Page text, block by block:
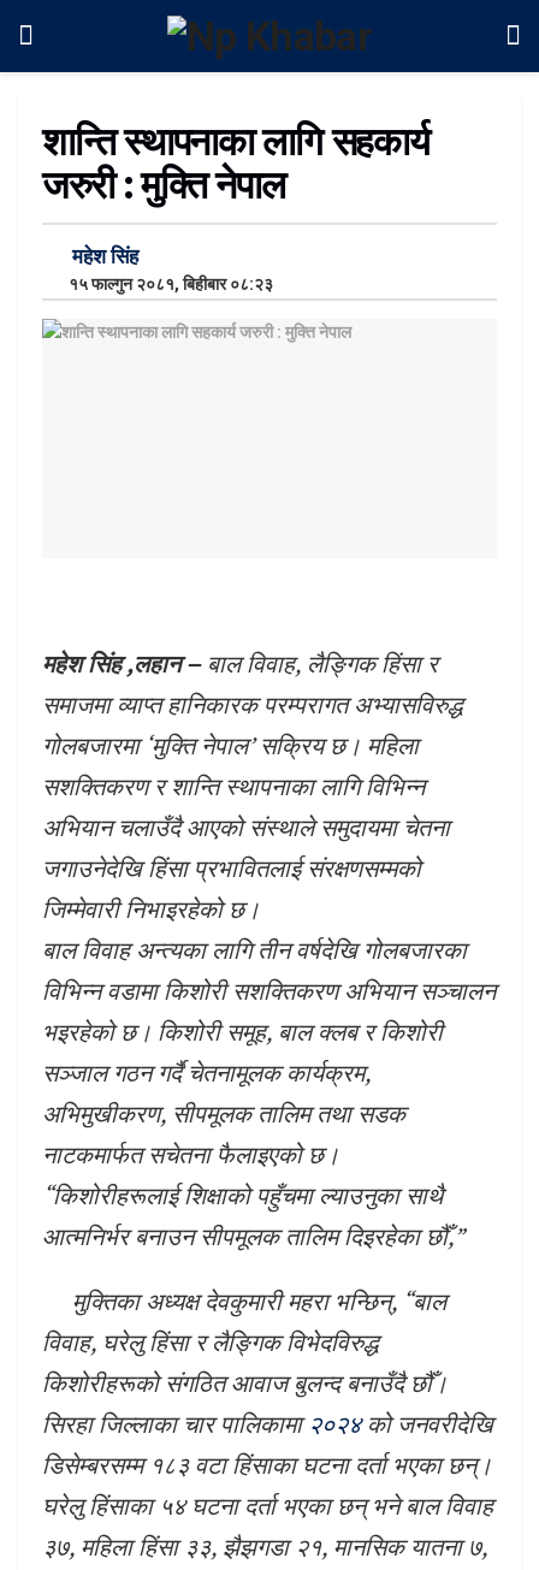
शान्ति स्थापनाका लागि सहकार्य
जरुरी : मुक्ति नेपाल
महेश सिंह
१५ फाल्गुन २०८१, बिहीबार ०८:२३
महेश सिंह ,लहान –बाल विवाह, लैङ्गिक हिंसा र
समाजमा व्याप्त हानिकारक परम्परागत अभ्यासविरुद्ध
गोलबजारमा ‘मुक्ति नेपाल’ सक्रिय छ। महिला
सशक्तिकरण र शान्ति स्थापनाका लागि विभिन्न
अभियान चलाउँदै आएको संस्थाले समुदायमा चेतना
जगाउनेदेखि हिंसा प्रभावितलाई संरक्षणसम्मको
जिम्मेवारी निभाइरहेको छ।
बाल विवाह अन्त्यका लागि तीन वर्षदेखि गोलबजारका
विभिन्न वडामा किशोरी सशक्तिकरण अभियान सञ्चालन
भइरहेको छ। किशोरी समूह, बाल क्लब र किशोरी
सञ्जाल गठन गर्दै चेतनामूलक कार्यक्रम,
अभिमुखीकरण, सीपमूलक तालिम तथा सडक
नाटकमार्फत सचेतना फैलाइएको छ।
“किशोरीहरूलाई शिक्षाको पहुँचमा ल्याउनुका साथै
आत्मनिर्भर बनाउन सीपमूलक तालिम दिइरहेका छौँ,”
मुक्तिका अध्यक्ष देवकुमारी महरा भन्छिन्, “बाल
विवाह, घरेलु हिंसा र लैङ्गिक विभेदविरुद्ध
किशोरीहरूको संगठित आवाज बुलन्द बनाउँदै छौँ।
सिरहा जिल्लाका चार पालिकामा२०२४को जनवरीदेखि
डिसेम्बरसम्म १८३ वटा हिंसाका घटना दर्ता भएका छन्।
घरेलु हिंसाका ५४ घटना दर्ता भएका छन् भने बाल विवाह
३७, महिला हिंसा ३३, झैझगडा २१, मानसिक यातना ७,